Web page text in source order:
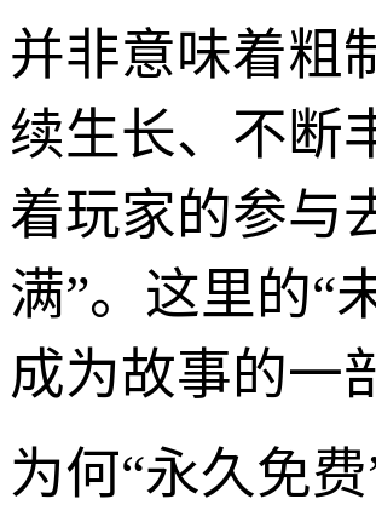
并非意味着粗
续生长、不断
着玩家的参与
满”。这里的“
成为故事的一
为何“永久免